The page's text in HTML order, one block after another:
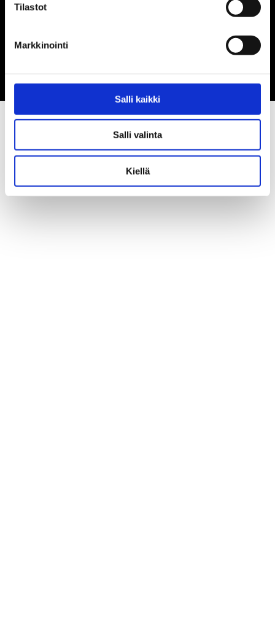
Tilastot
Markkinointi
Salli kaikki
Salli valinta
Kiellä
00210 Helsinki